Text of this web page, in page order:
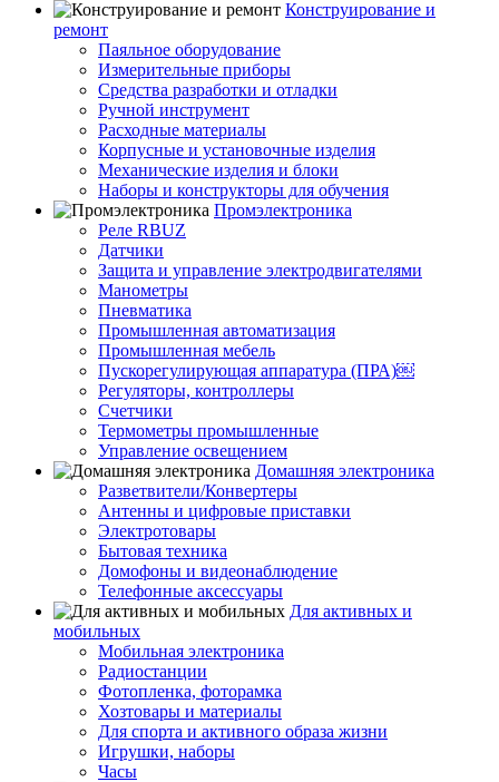
Конструирование и
ремонт
Паяльное оборудование
Измерительные приборы
Средства разработки и отладки
Ручной инструмент
Расходные материалы
Корпусные и установочные изделия
Механические изделия и блоки
Наборы и конструкторы для обучения
Промэлектроника
Реле RBUZ
Датчики
Защита и управление электродвигателями
Манометры
Пневматика
Промышленная автоматизация
Промышленная мебель
Пускорегулирующая аппаратура (ПРА)￼
Регуляторы, контроллеры
Счетчики
Термометры промышленные
Управление освещением
Домашняя электроника
Разветвители/Конвертеры
Антенны и цифровые приставки
Электротовары
Бытовая техника
Домофоны и видеонаблюдение
Телефонные аксессуары
Для активных и
мобильных
Мобильная электроника
Радиостанции
Фотопленка, фоторамка
Хозтовары и материалы
Для спорта и активного образа жизни
Игрушки, наборы
Часы